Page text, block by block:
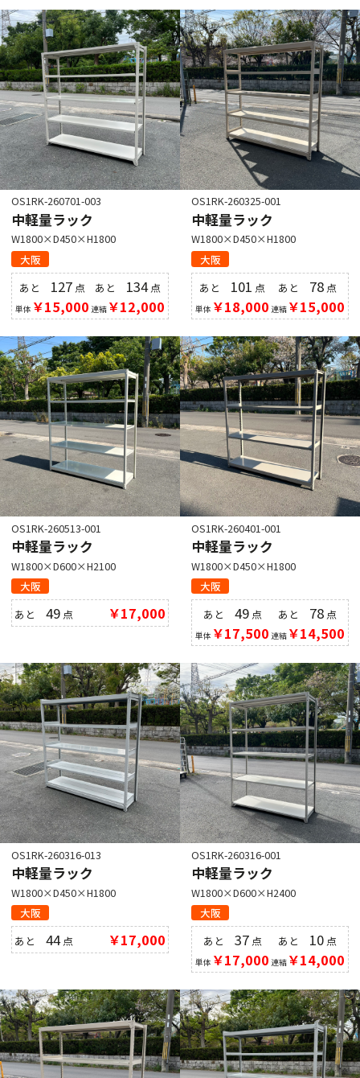
OS1RK-260701-003
中軽量ラック
W1800×D450×H1800
大阪
あと 127 点
単体 ￥15,000
あと 134点
連結￥12,000
OS1RK-260325-001
中軽量ラック
W1800×D450×H1800
大阪
あと 101 点
単体 ￥18,000
あと 78 点
連結￥15,000
OS1RK-260513-001
中軽量ラック
W1800×D600×H2100
大阪
あと49 点 ￥17,000
OS1RK-260401-001
中軽量ラック
W1800×D450×H1800
大阪
あと 49点
単体 ￥17,500
あと 78 点
連結￥14,500
OS1RK-260316-013
中軽量ラック
W1800×D450×H1800
大阪
あと44点 ￥17,000
OS1RK-260316-001
中軽量ラック
W1800×D600×H2400
大阪
あと 37点
単体 ￥17,000
あと 10 点
連結￥14,000